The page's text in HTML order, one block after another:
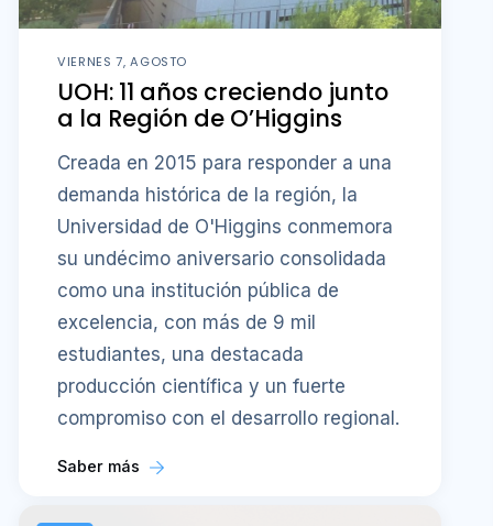
VIERNES 7, AGOSTO
UOH: 11 años creciendo junto
a la Región de O’Higgins
Creada en 2015 para responder a una
demanda histórica de la región, la
Universidad de O'Higgins conmemora
su undécimo aniversario consolidada
como una institución pública de
excelencia, con más de 9 mil
estudiantes, una destacada
producción científica y un fuerte
compromiso con el desarrollo regional.
Saber más